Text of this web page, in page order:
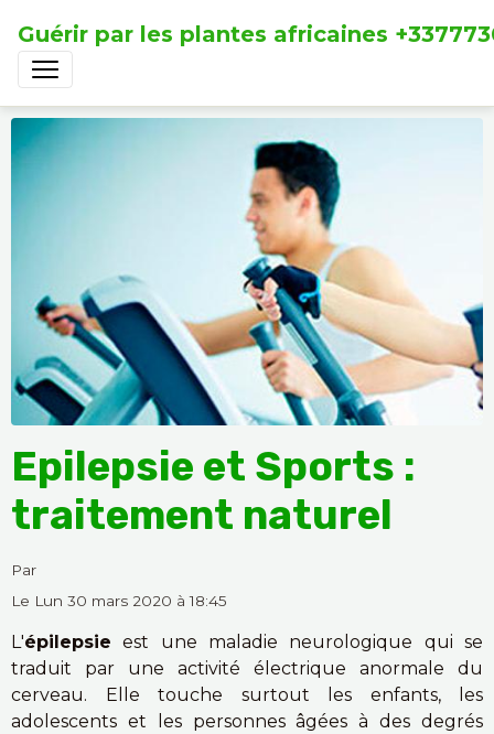
Guérir par les plantes africaines
Epilepsie et Sports :
traitement naturel
Par
Le Lun 30 mars 2020 à 18:45
L'épilepsie est une maladie neurologique qui se
traduit par une activité électrique anormale du
cerveau. Elle touche surtout les enfants, les
adolescents et les personnes âgées à des degrés